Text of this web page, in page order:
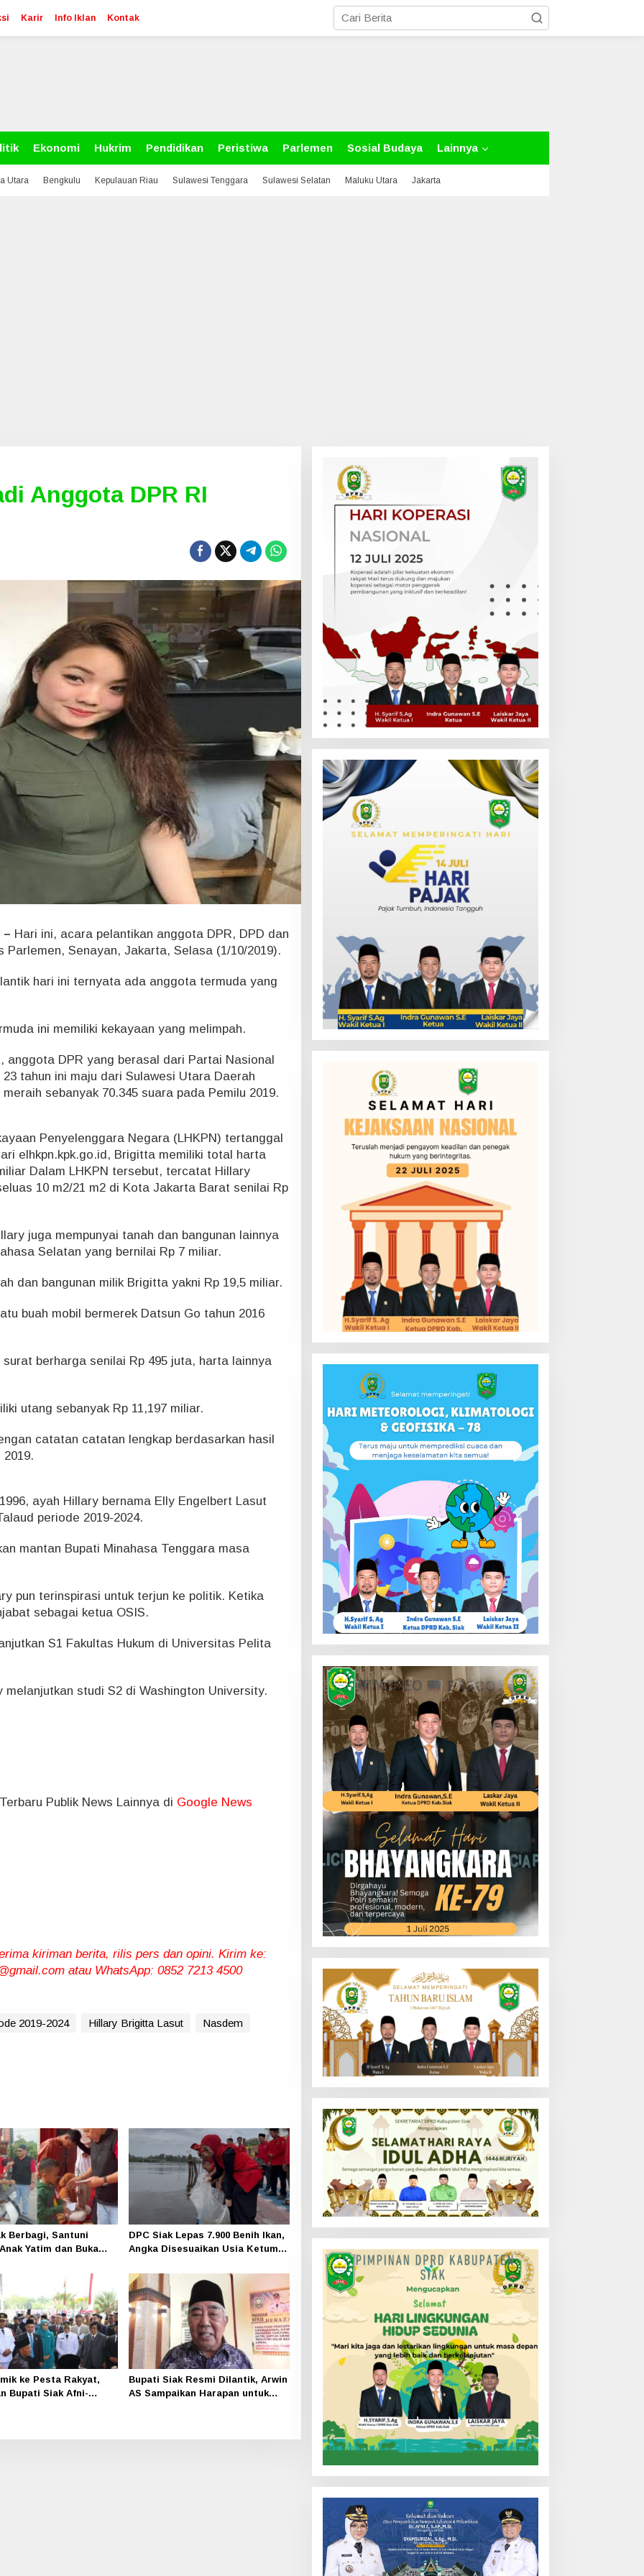
Karir Info Iklan Kontak
Ekonomi Hukrim Pendidikan Peristiwa Parlemen Sosial Budaya Lainnya
Utara Bengkulu Kepulauan Riau Sulawesi Tenggara Sulawesi Selatan Maluku Utara Jakarta
Anggota DPR RI
– Hari ini, acara pelantikan anggota DPR, DPD dan
Parlemen, Senayan, Jakarta, Selasa (1/10/2019).
hari ini ternyata ada anggota termuda yang
ini memiliki kekayaan yang melimpah.
anggota DPR yang berasal dari Partai Nasional
tahun ini maju dari Sulawesi Utara Daerah
sebanyak 70.345 suara pada Pemilu 2019.
Penyelenggara Negara (LHKPN) tertanggal
elhkpn.kpk.go.id, Brigitta memiliki total harta
Dalam LHKPN tersebut, tercatat Hillary
10 m2/21 m2 di Kota Jakarta Barat senilai Rp
juga mempunyai tanah dan bangunan lainnya
Selatan yang bernilai Rp 7 miliar.
dan bangunan milik Brigitta yakni Rp 19,5 miliar.
buah mobil bermerek Datsun Go tahun 2016
berharga senilai Rp 495 juta, harta lainnya
utang sebanyak Rp 11,197 miliar.
catatan catatan lengkap berdasarkan hasil
ayah Hillary bernama Elly Engelbert Lasut
periode 2019-2024.
mantan Bupati Minahasa Tenggara masa
pun terinspirasi untuk terjun ke politik. Ketika
sebagai ketua OSIS.
S1 Fakultas Hukum di Universitas Pelita
studi S2 di Washington University.
Publik News Lainnya di Google News
kiriman berita, rilis pers dan opini. Kirim ke:
atau WhatsApp: 0852 7213 4500
2019-2024 Hillary Brigitta Lasut
Nasdem
Berbagi, Santuni
Yatim dan Buka
DPC Siak Lepas 7.900 Benih Ikan,
Angka Disesuaikan Usia Ketum
ke Pesta Rakyat,
Bupati Siak Afni-
Bupati Siak Resmi Dilantik, Arwin
AS Sampaikan Harapan untuk